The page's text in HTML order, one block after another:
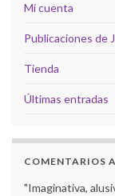
Mi cuenta
Publicaciones de
Tienda
Últimas entradas
COMENTARIOS
"Imaginativa,